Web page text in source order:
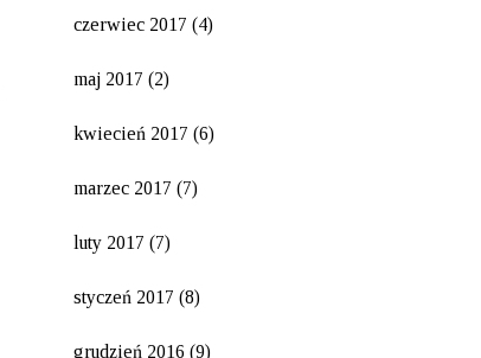
czerwiec 2017 (4)
maj 2017 (2)
kwiecień 2017 (6)
marzec 2017 (7)
luty 2017 (7)
styczeń 2017 (8)
grudzień 2016 (9)